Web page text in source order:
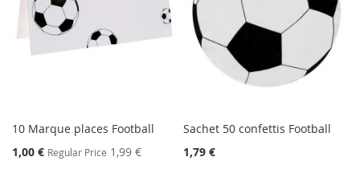
10 Marque places Football
Special
1,00 € Regular Price 1,99 €
Sachet 50 confettis Football
1,79 €